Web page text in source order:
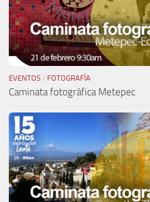
EVENTOS / FOTOGRAFÍA
Caminata fotográfica Metepec